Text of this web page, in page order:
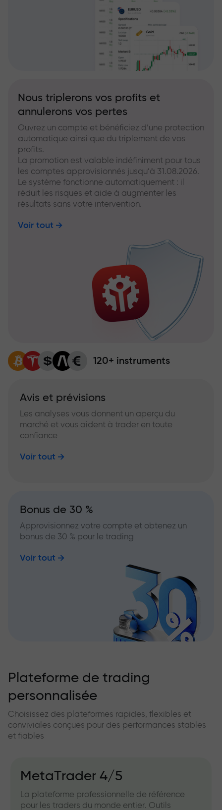
Nous triplerons vos profits et
annulerons vos pertes
Ouvrez un compte et bénéficiez d’une protection
automatique ainsi que du triplement de vos
profits.
La promotion est valable indéfiniment pour tous
les comptes approvisionnés jusqu’à 31.08.2026.
Le système fonctionne automatiquement : il
réduit les risques et aide à augmenter les
résultats sans votre intervention.
Voir tout
120+ instruments
Avis et prévisions
Les analyses vous donnent un aperçu du
marché et vous aident à trader en toute
confiance
Voir tout
Bonus de 30 %
Approvisionnez votre compte et obtenez un
bonus de 30 % pour le trading
Voir tout
Plateforme de trading
personnalisée
Choisissez des plateformes rapides, flexibles et
conviviales conçues pour des performances stables
et fiables
MetaTrader 4/5
La plateforme professionnelle de référence
pour les traders du monde entier. Outils